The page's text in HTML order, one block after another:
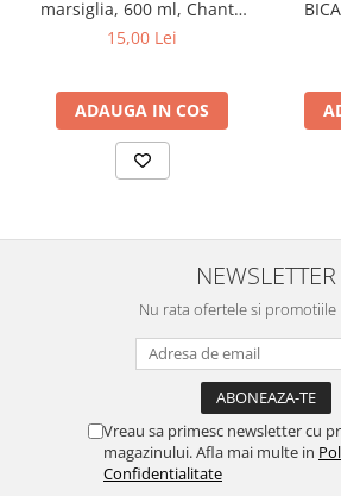
marsiglia, 600 ml, Chante
Clair
15,00 Lei
ADAUGA IN COS
NEWSLETTER
Nu rata ofertele si
Vreau sa primesc newsletter cu
magazinului. Afla mai multe in
Confidentialitate